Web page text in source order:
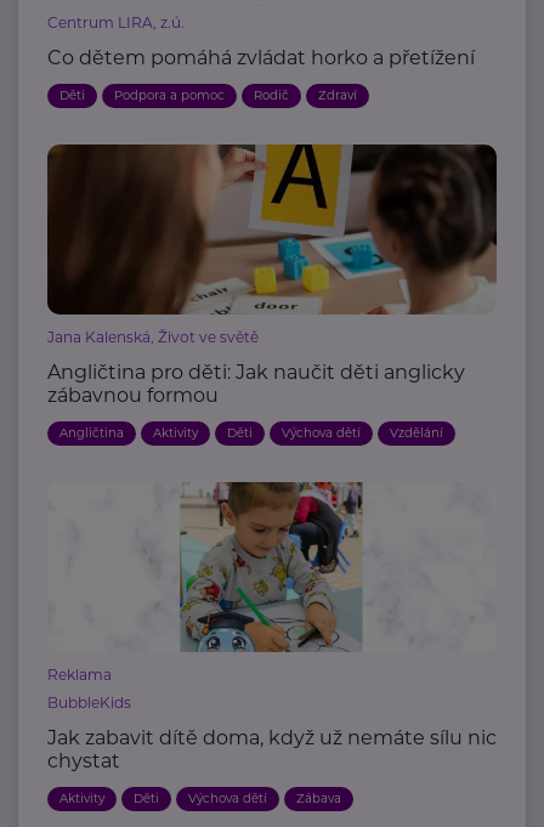
Centrum LIRA, z.ú.
Co dětem pomáhá zvládat horko a přetížení
Děti Podpora a pomoc Rodič Zdraví
Jana Kalenská, Život ve světě
Angličtina pro děti: Jak naučit děti anglicky
zábavnou formou
Angličtina Aktivity Děti Výchova dětí Vzdělání
Reklama
BubbleKids
Jak zabavit dítě doma, když už nemáte sílu nic
chystat
Aktivity Děti Výchova dětí Zábava